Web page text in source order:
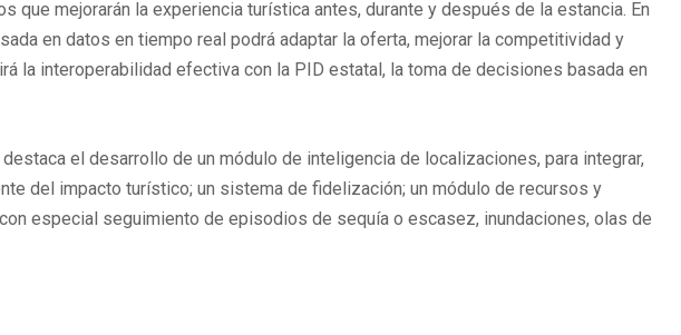
mejorarán la experiencia turística antes, durante y después de la estancia. En
en datos en tiempo real podrá adaptar la oferta, mejorar la competitividad y
la interoperabilidad efectiva con la PID estatal, la toma de decisiones basada en
el desarrollo de un módulo de inteligencia de localizaciones, para integrar,
del impacto turístico; un sistema de fidelización; un módulo de recursos y
especial seguimiento de episodios de sequía o escasez, inundaciones, olas de